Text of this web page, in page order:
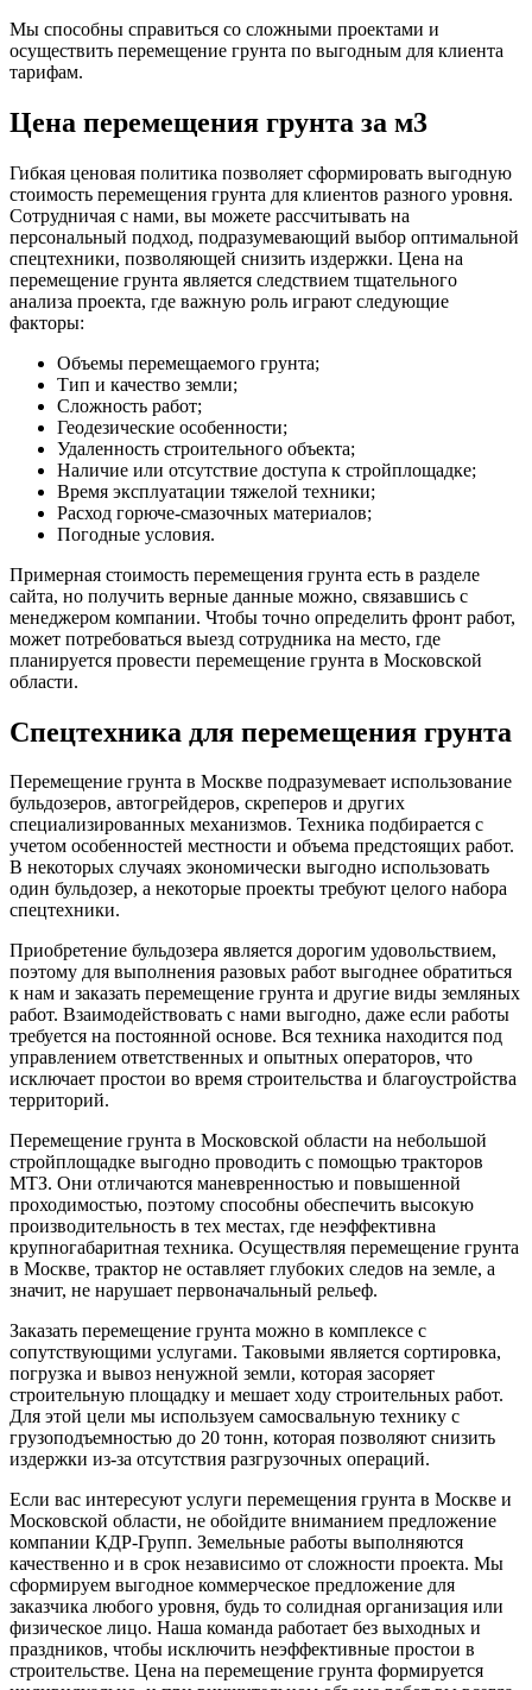
Мы способны справиться со сложными проектами и
осуществить перемещение грунта по выгодным для клиента
тарифам.
Цена перемещения грунта за м3
Гибкая ценовая политика позволяет сформировать выгодную
стоимость перемещения грунта для клиентов разного уровня.
Сотрудничая с нами, вы можете рассчитывать на
персональный подход, подразумевающий выбор оптимальной
спецтехники, позволяющей снизить издержки. Цена на
перемещение грунта является следствием тщательного
анализа проекта, где важную роль играют следующие
факторы:
Объемы перемещаемого грунта;
Тип и качество земли;
Сложность работ;
Геодезические особенности;
Удаленность строительного объекта;
Наличие или отсутствие доступа к стройплощадке;
Время эксплуатации тяжелой техники;
Расход горюче-смазочных материалов;
Погодные условия.
Примерная стоимость перемещения грунта есть в разделе
сайта, но получить верные данные можно, связавшись с
менеджером компании. Чтобы точно определить фронт работ,
может потребоваться выезд сотрудника на место, где
планируется провести перемещение грунта в Московской
области.
Спецтехника для перемещения грунта
Перемещение грунта в Москве подразумевает использование
бульдозеров, автогрейдеров, скреперов и других
специализированных механизмов. Техника подбирается с
учетом особенностей местности и объема предстоящих работ.
В некоторых случаях экономически выгодно использовать
один бульдозер, а некоторые проекты требуют целого набора
спецтехники.
Приобретение бульдозера является дорогим удовольствием,
поэтому для выполнения разовых работ выгоднее обратиться
к нам и заказать перемещение грунта и другие виды земляных
работ. Взаимодействовать с нами выгодно, даже если работы
требуется на постоянной основе. Вся техника находится под
управлением ответственных и опытных операторов, что
исключает простои во время строительства и благоустройства
территорий.
Перемещение грунта в Московской области на небольшой
стройплощадке выгодно проводить с помощью тракторов
МТЗ. Они отличаются маневренностью и повышенной
проходимостью, поэтому способны обеспечить высокую
производительность в тех местах, где неэффективна
крупногабаритная техника. Осуществляя перемещение грунта
в Москве, трактор не оставляет глубоких следов на земле, а
значит, не нарушает первоначальный рельеф.
Заказать перемещение грунта можно в комплексе с
сопутствующими услугами. Таковыми является сортировка,
погрузка и вывоз ненужной земли, которая засоряет
строительную площадку и мешает ходу строительных работ.
Для этой цели мы используем самосвальную технику с
грузоподъемностью до 20 тонн, которая позволяют снизить
издержки из-за отсутствия разгрузочных операций.
Если вас интересуют услуги перемещения грунта в Москве и
Московской области, не обойдите вниманием предложение
компании КДР-Групп. Земельные работы выполняются
качественно и в срок независимо от сложности проекта. Мы
сформируем выгодное коммерческое предложение для
заказчика любого уровня, будь то солидная организация или
физическое лицо. Наша команда работает без выходных и
праздников, чтобы исключить неэффективные простои в
строительстве. Цена на перемещение грунта формируется